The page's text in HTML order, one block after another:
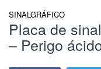
SINALGRÁFICO
Placa de
– Perigo